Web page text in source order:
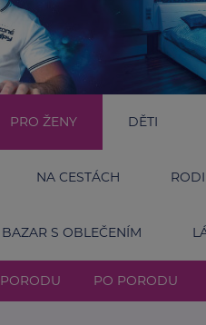
PRO ŽENY DĚTI
NA CESTÁCH
BAZAR S OBLEČENÍM
PO PORODU